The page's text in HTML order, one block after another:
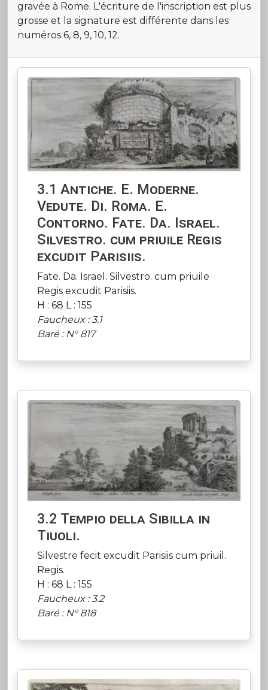
gravée à Rome. L'écriture de l'inscription est plus
grosse et la signature est différente dans les
numéros 6, 8, 9, 10, 12.
3.1 Antiche. E. Moderne.
Vedute. Di. Roma. E.
Contorno. Fate. Da. Israel.
Silvestro. cum priuile Regis
excudit Parisiis.
Fate. Da. Israel. Silvestro. cum priuile
Regis excudit Parisiis.
H : 68 L : 155
Faucheux : 3.1
Baré : N° 817
3.2 Tempio della Sibilla in
Tiuoli.
Silvestre fecit excudit Parisiis cum priuil.
Regis.
H : 68 L : 155
Faucheux : 3.2
Baré : N° 818